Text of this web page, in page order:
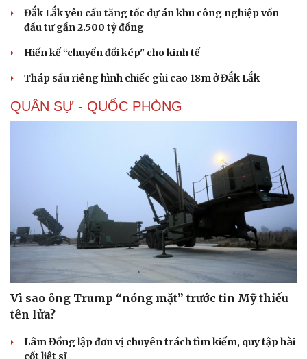
Đắk Lắk yêu cầu tăng tốc dự án khu công nghiệp vốn
đầu tư gần 2.500 tỷ đồng
Hiến kế “chuyển đổi kép" cho kinh tế
Tháp sầu riêng hình chiếc gùi cao 18m ở Đắk Lắk
QUÂN SỰ - QUỐC PHÒNG
Vì sao ông Trump “nóng mặt” trước tin Mỹ thiếu
tên lửa?
Lâm Đồng lập đơn vị chuyên trách tìm kiếm, quy tập hài
cốt liệt sĩ